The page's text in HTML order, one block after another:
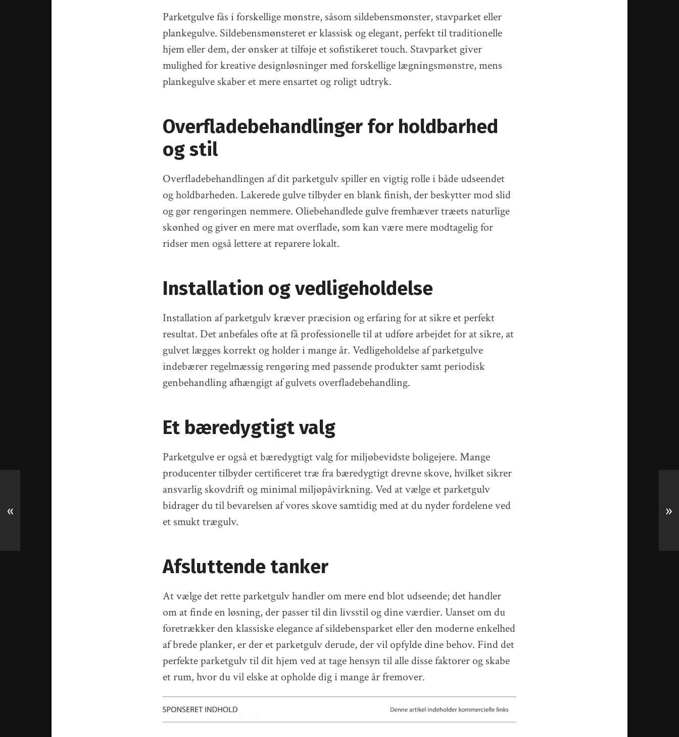
Parketgulve fås i forskellige mønstre, såsom sildebensmønster, stavparket eller
plankegulve. Sildebensmønsteret er klassisk og elegant, perfekt til traditionelle
hjem eller dem, der ønsker at tilføje et sofistikeret touch. Stavparket giver
mulighed for kreative designløsninger med forskellige lægningsmønstre, mens
plankegulve skaber et mere ensartet og roligt udtryk.
Overfladebehandlinger for holdbarhed
og stil
Overfladebehandlingen af dit parketgulv spiller en vigtig rolle i både udseendet
og holdbarheden. Lakerede gulve tilbyder en blank finish, der beskytter mod slid
og gør rengøringen nemmere. Oliebehandlede gulve fremhæver træets naturlige
skønhed og giver en mere mat overflade, som kan være mere modtagelig for
ridser men også lettere at reparere lokalt.
Installation og vedligeholdelse
Installation af parketgulv kræver præcision og erfaring for at sikre et perfekt
resultat. Det anbefales ofte at få professionelle til at udføre arbejdet for at sikre, at
gulvet lægges korrekt og holder i mange år. Vedligeholdelse af parketgulve
indebærer regelmæssig rengøring med passende produkter samt periodisk
genbehandling afhængigt af gulvets overfladebehandling.
Et bæredygtigt valg
Parketgulve er også et bæredygtigt valg for miljøbevidste boligejere. Mange
producenter tilbyder certificeret træ fra bæredygtigt drevne skove, hvilket sikrer
ansvarlig skovdrift og minimal miljøpåvirkning. Ved at vælge et parketgulv
bidrager du til bevarelsen af vores skove samtidig med at du nyder fordelene ved
et smukt trægulv.
Afsluttende tanker
At vælge det rette parketgulv handler om mere end blot udseende; det handler
om at finde en løsning, der passer til din livsstil og dine værdier. Uanset om du
foretrækker den klassiske elegance af sildebensparket eller den moderne enkelhed
af brede planker, er der et parketgulv derude, der vil opfylde dine behov. Find det
perfekte parketgulv til dit hjem ved at tage hensyn til alle disse faktorer og skabe
et rum, hvor du vil elske at opholde dig i mange år fremover.
« »